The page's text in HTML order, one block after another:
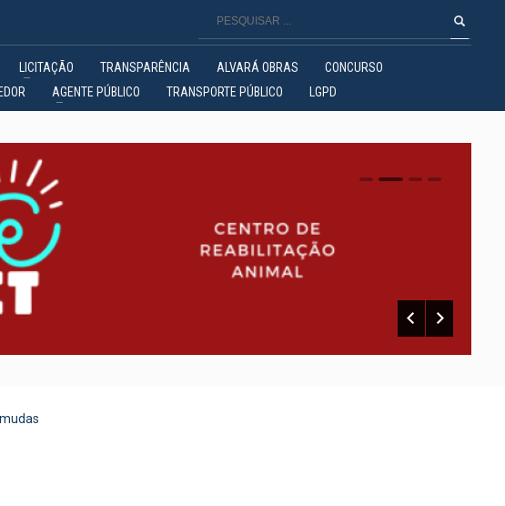
LICITAÇÃO TRANSPARÊNCIA ALVARÁ OBRAS
CONCURSO
AGENTE PÚBLICO TRANSPORTE PÚBLICO LGPD
0 1 2